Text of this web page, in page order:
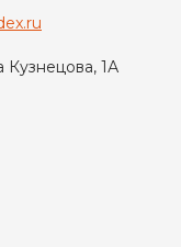
Кузнецова, 1А